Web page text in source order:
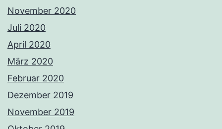
November 2020
Juli 2020
April 2020
März 2020
Februar 2020
Dezember 2019
November 2019